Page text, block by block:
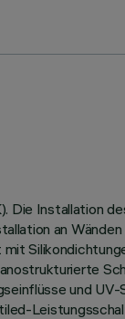
Die Installation
an
und